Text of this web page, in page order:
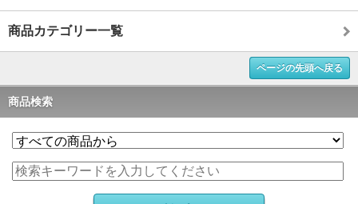
商品カテゴリー一覧
ページの先頭へ戻る
商品検索